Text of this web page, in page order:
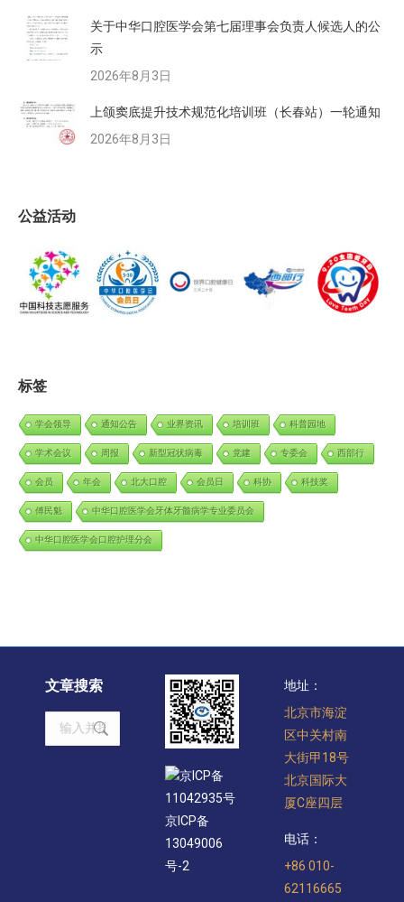
关于中华口腔医学会第七届理事会负责人候选人的公
示
2026年8月3日
上颌窦底提升技术规范化培训班（长春站）一轮通知
2026年8月3日
公益活动
标签
学会领导 通知公告 业界资讯 培训班 科普园地
学术会议 周报 新型冠状病毒 党建 专委会 西部行
会员 年会 北大口腔 会员日 科协 科技奖
傅民魁 中华口腔医学会牙体牙髓病学专业委员会
中华口腔医学会口腔护理分会
文章搜索
Search:
京ICP备
11042935号
京ICP备
13049006
号-2
地址：
北京市海淀
区中关村南
大街甲18号
北京国际大
厦C座四层
电话：
+86 010-
62116665